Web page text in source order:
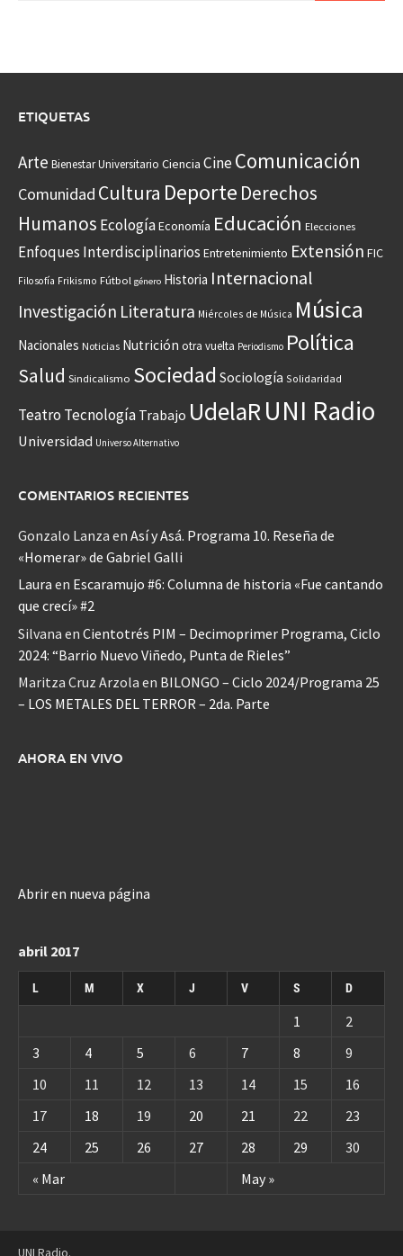
ETIQUETAS
Arte Bienestar Universitario Ciencia CineComunicación
Comunidad Cultura Deporte Derechos
Humanos EcologíaEconomía Educación Elecciones
Enfoques Interdisciplinarios Entretenimiento Extensión FIC
Filosofía Frikismo Fútbol género Historia Internacional
Investigación Literatura Miércoles de Música Música
Nacionales Noticias Nutrición otra vuelta Periodismo Política
Salud Sindicalismo Sociedad Sociología Solidaridad
Teatro Tecnología Trabajo UdelaRUNI Radio
Universidad Universo Alternativo
COMENTARIOS RECIENTES
Gonzalo Lanza en Así y Asá. Programa 10. Reseña de
«Homerar» de Gabriel Galli
Laura en Escaramujo #6: Columna de historia «Fue cantando
que crecí» #2
Silvana en Cientotrés PIM – Decimoprimer Programa, Ciclo
2024: “Barrio Nuevo Viñedo, Punta de Rieles”
Maritza Cruz Arzola en BILONGO – Ciclo 2024/Programa 25
– LOS METALES DEL TERROR – 2da. Parte
AHORA EN VIVO
Abrir en nueva página
abril 2017
L M X J V S D
« Mar May »
1
2
3
4 5 6 7 8
9
10
11 12 13 14 15
16
17
18 19 20 21 22
23
24
25 26 27 28 29 30
UNI Radio.